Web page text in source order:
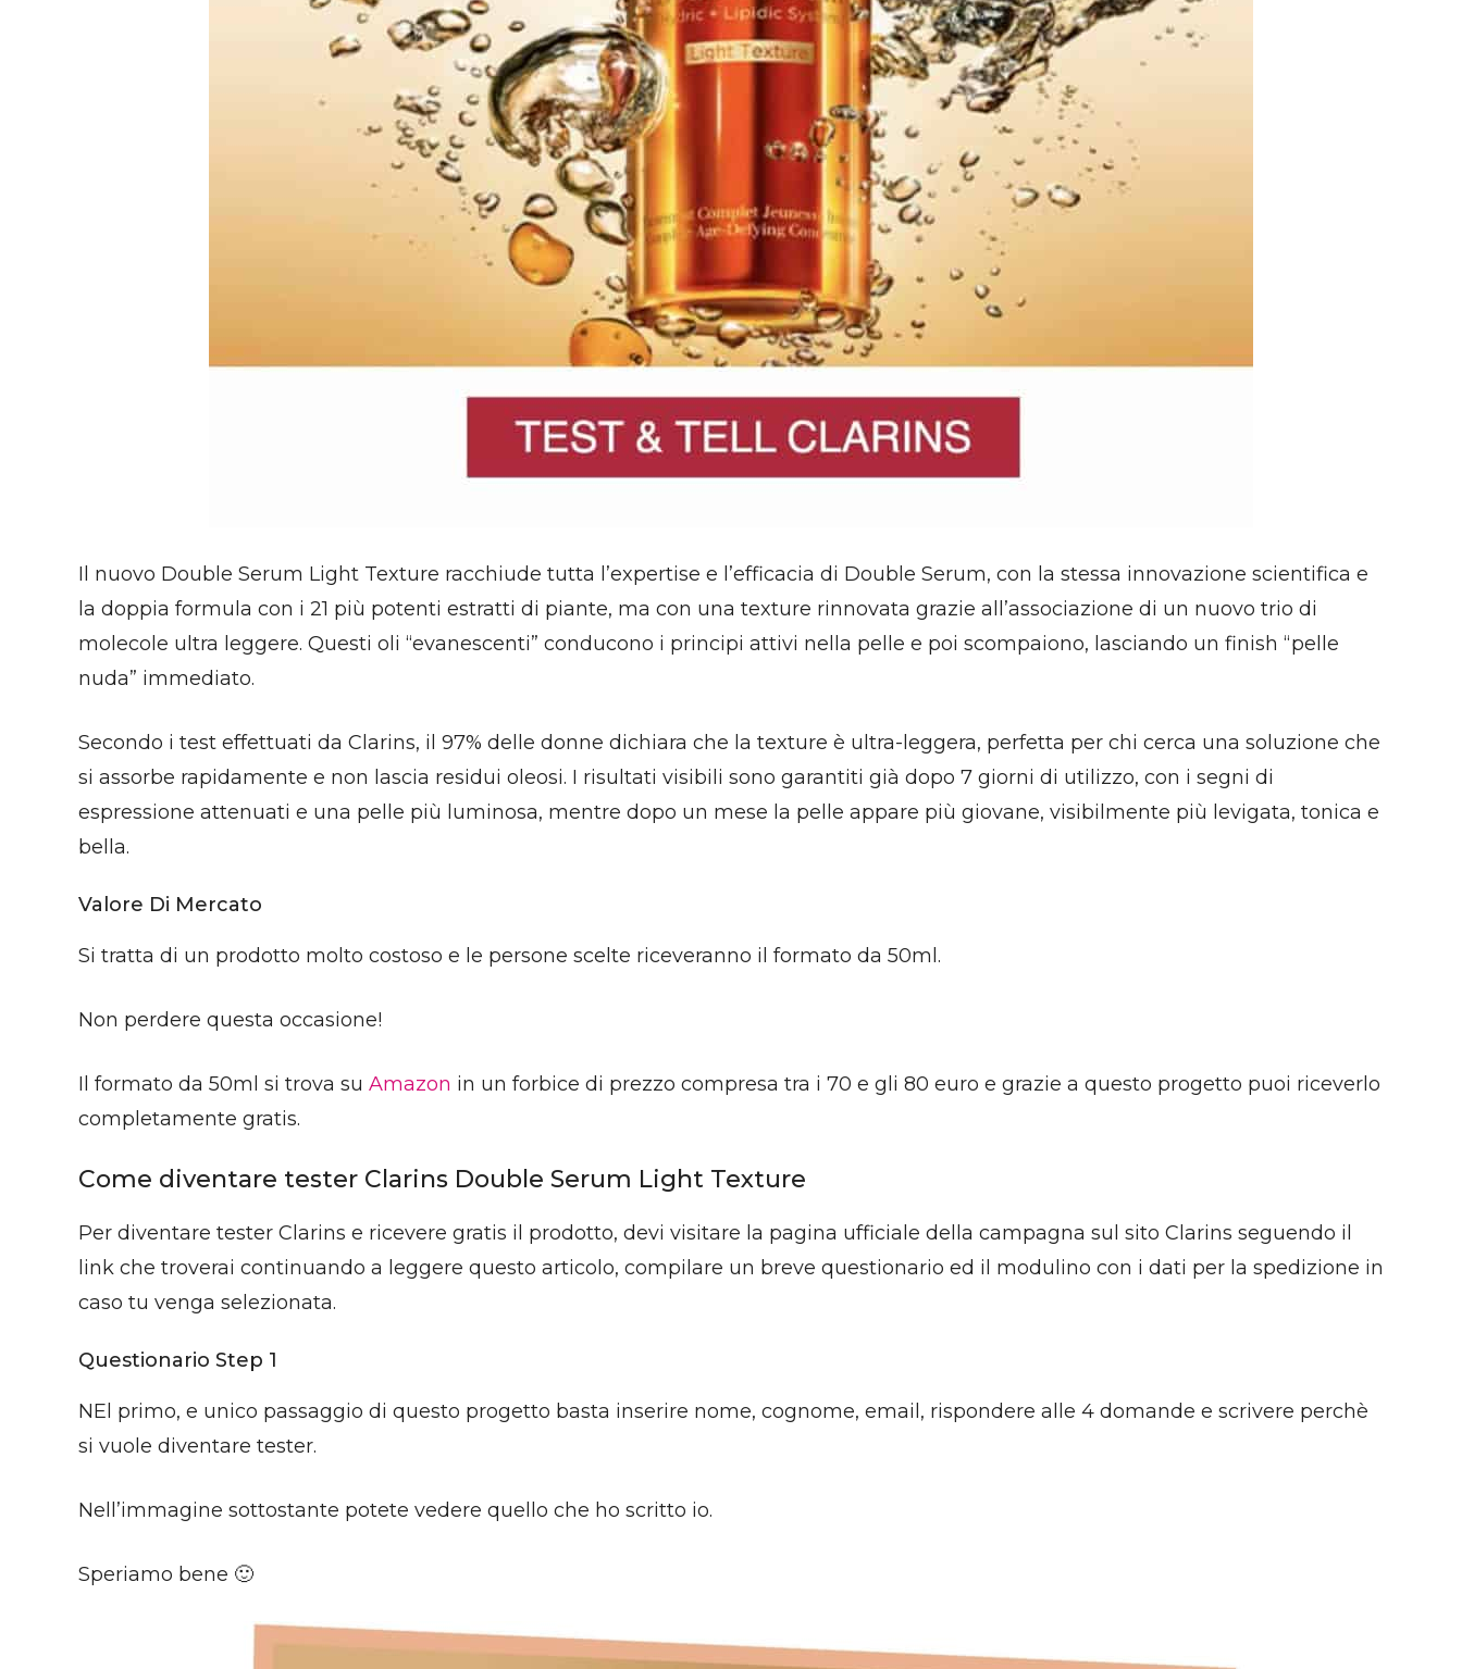
Il nuovo Double Serum Light Texture racchiude tutta l’expertise e l’efficacia di Double Serum, con la stessa innovazione scientifica e
la doppia formula con i 21 più potenti estratti di piante, ma con una texture rinnovata grazie all’associazione di un nuovo trio di
molecole ultra leggere. Questi oli “evanescenti” conducono i principi attivi nella pelle e poi scompaiono, lasciando un finish “pelle
nuda” immediato.
Secondo i test effettuati da Clarins, il 97% delle donne dichiara che la texture è ultra-leggera, perfetta per chi cerca una soluzione che
si assorbe rapidamente e non lascia residui oleosi. I risultati visibili sono garantiti già dopo 7 giorni di utilizzo, con i segni di
espressione attenuati e una pelle più luminosa, mentre dopo un mese la pelle appare più giovane, visibilmente più levigata, tonica e
bella.
Valore Di Mercato
Si tratta di un prodotto molto costoso e le persone scelte riceveranno il formato da 50ml.
Non perdere questa occasione!
Il formato da 50ml si trova su Amazon in un forbice di prezzo compresa tra i 70 e gli 80 euro e grazie a questo progetto puoi riceverlo
completamente gratis.
Come diventare tester Clarins Double Serum Light Texture
Per diventare tester Clarins e ricevere gratis il prodotto, devi visitare la pagina ufficiale della campagna sul sito Clarins seguendo il
link che troverai continuando a leggere questo articolo, compilare un breve questionario ed il modulino con i dati per la spedizione in
caso tu venga selezionata.
Questionario Step 1
NEl primo, e unico passaggio di questo progetto basta inserire nome, cognome, email, rispondere alle 4 domande e scrivere perchè
si vuole diventare tester.
Nell’immagine sottostante potete vedere quello che ho scritto io.
Speriamo bene 🙂